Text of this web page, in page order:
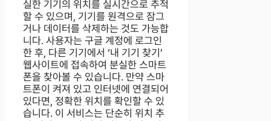
실한 기기의 위치를 실시간으로 추적
할 수 있으며, 기기를 원격으로 잠그
거나 데이터를 삭제하는 것도 가능합
니다. 사용자는 구글 계정에 로그인
한 후, 다른 기기에서 ‘내 기기 찾기’
웹사이트에 접속하여 분실한 스마트
폰을 찾아볼 수 있습니다. 만약 스마
트폰이 켜져 있고 인터넷에 연결되어
있다면, 정확한 위치를 확인할 수 있
습니다. 이 서비스는 단순히 위치 추